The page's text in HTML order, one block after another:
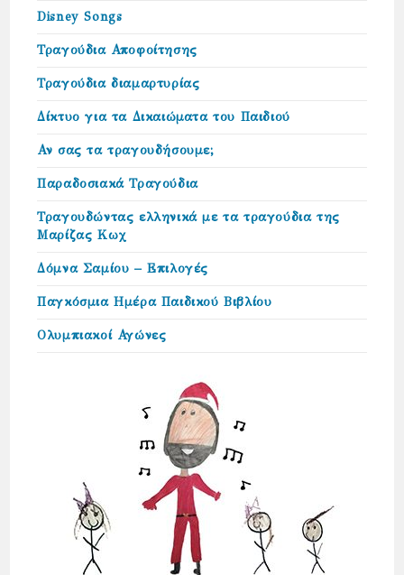
Disney Songs
Τραγούδια Αποφοίτησης
Τραγούδια διαμαρτυρίας
Δίκτυο για τα Δικαιώµατα του Παιδιού
Αν σας τα τραγουδήσουμε;
Παραδοσιακά Τραγούδια
Τραγουδώντας ελληνικά με τα τραγούδια της
Μαρίζας Κωχ
Δόμνα Σαμίου – Επιλογές
Παγκόσμια Ημέρα Παιδικού Βιβλίου
Ολυμπιακοί Αγώνες